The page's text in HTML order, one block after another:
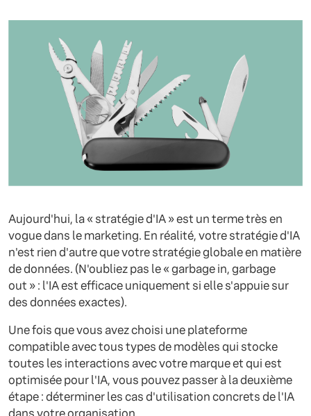
Aujourd'hui, la « stratégie d'IA » est un terme très en
vogue dans le marketing. En réalité, votre stratégie d'IA
n'est rien d'autre que votre stratégie globale en matière
de données. (N'oubliez pas le « garbage in, garbage
out » : l'IA est efficace uniquement si elle s'appuie sur
des données exactes).
Une fois que vous avez choisi une plateforme
compatible avec tous types de modèles qui stocke
toutes les interactions avec votre marque et qui est
optimisée pour l'IA, vous pouvez passer à la deuxième
étape : déterminer les cas d'utilisation concrets de l'IA